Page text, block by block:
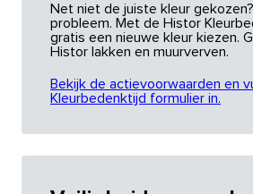
Net niet de juiste kleur
probleem. Met de Histor
gratis een nieuwe kleur kiezen.
Histor lakken en muurverven.
Bekijk de actievoorwaarden en
Kleurbedenktijd formulier in.